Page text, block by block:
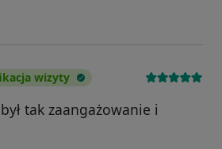
wizyty
tak zaangażowanie i